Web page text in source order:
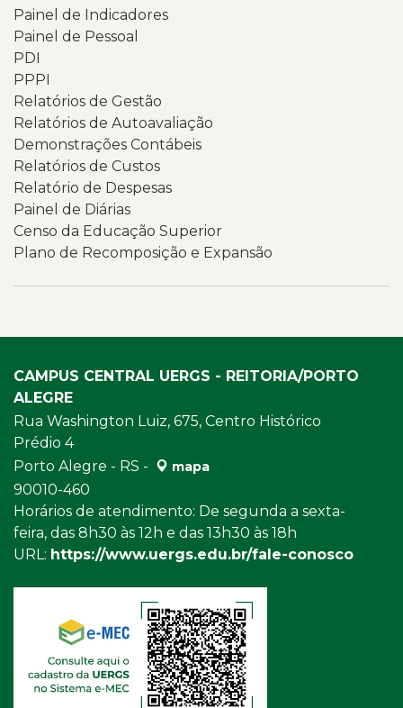
Painel de Indicadores
Painel de Pessoal
PDI
PPPI
Relatórios de Gestão
Relatórios de Autoavaliação
Demonstrações Contábeis
Relatórios de Custos
Relatório de Despesas
Painel de Diárias
Censo da Educação Superior
Plano de Recomposição e Expansão
CAMPUS CENTRAL UERGS - REITORIA/PORTO
ALEGRE
Rua Washington Luiz, 675, Centro Histórico
Prédio 4
Porto Alegre - RS -
mapa
90010-460
Horários de atendimento: De segunda a sexta-
feira, das 8h30 às 12h e das 13h30 às 18h
URL: https://www.uergs.edu.br/fale-conosco